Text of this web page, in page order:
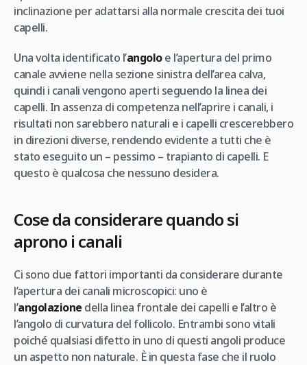
inclinazione per adattarsi alla normale crescita dei tuoi
capelli.
Una volta identificato l’angoloe l’apertura del primo
canale avviene nella sezione sinistra dell’area calva,
quindi i canali vengono aperti seguendo la linea dei
capelli. In assenza di competenza nell’aprire i canali, i
risultati non sarebbero naturali e i capelli crescerebbero
in direzioni diverse, rendendo evidente a tutti che è
stato eseguito un – pessimo – trapianto di capelli. E
questo è qualcosa che nessuno desidera.
Cose da considerare quando si
aprono i canali
Ci sono due fattori importanti da considerare durante
l’apertura dei canali microscopici: uno è
l’angolazione della linea frontale dei capelli e l’altro è
l’angolo di curvatura del follicolo. Entrambi sono vitali
poiché qualsiasi difetto in uno di questi angoli produce
un aspetto non naturale. È in questa fase che il ruolo